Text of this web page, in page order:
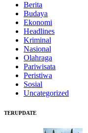
Berita
Budaya
Ekonomi
Headlines
Kriminal
Nasional
Olahraga
Pariwisata
Peristiwa
Sosial
Uncategorized
TERUPDATE